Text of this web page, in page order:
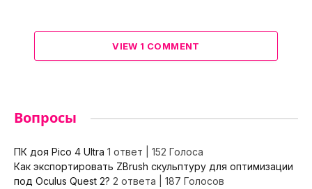
VIEW 1 COMMENT
Вопросы
ПК доя Pico 4 Ultra 1 ответ
152 Голоса
Как экспортировать ZBrush скульптуру для оптимизации
под Oculus Quest 2? 2 ответа
187 Голосов